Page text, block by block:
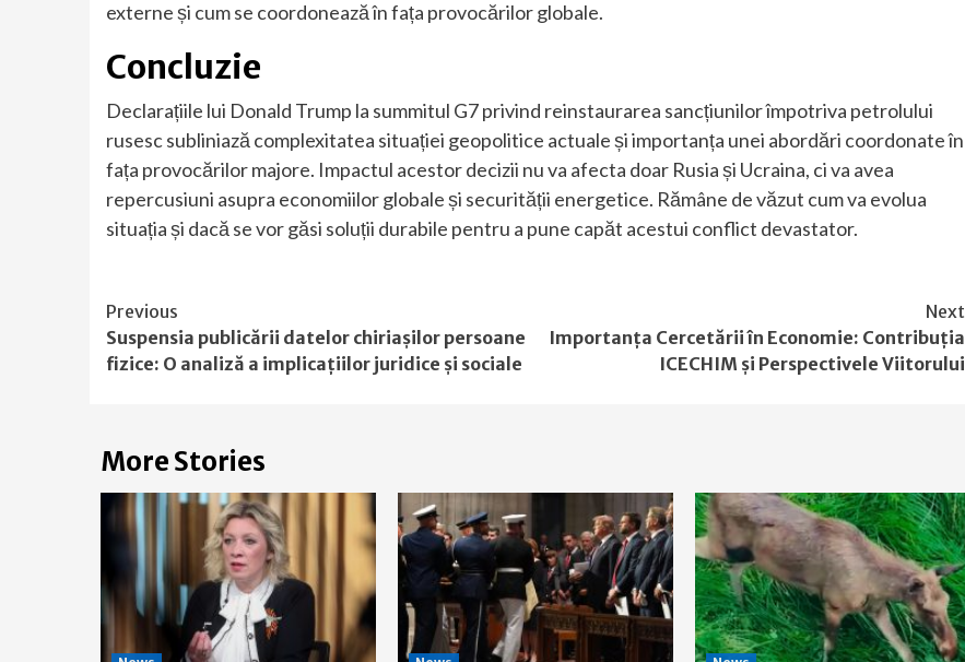
externe și cum se coordonează în fața provocărilor globale.
Concluzie
Declarațiile lui Donald Trump la summitul G7 privind reinstaurarea sancțiunilor împotriva petrolului
rusesc subliniază complexitatea situației geopolitice actuale și importanța unei abordări coordonate în
fața provocărilor majore. Impactul acestor decizii nu va afecta doar Rusia și Ucraina, ci va avea
repercusiuni asupra economiilor globale și securității energetice. Rămâne de văzut cum va evolua
situația și dacă se vor găsi soluții durabile pentru a pune capăt acestui conflict devastator.
Continue
Reading
Previous
Suspensia publicării datelor chiriașilor persoane
fizice: O analiză a implicațiilor juridice și sociale
Next
Importanța Cercetării în Economie: Contribuția
ICECHIM și Perspectivele Viitorului
More Stories